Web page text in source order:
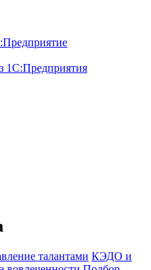
1С:Предприятия
талантами КЭДО и